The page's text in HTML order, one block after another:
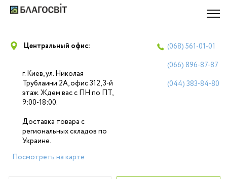
Центральный офис:
г. Киев, ул. Николая
Трублаини 2А, офис 312, 3-й
этаж. Ждем вас с ПН по ПТ,
9:00-18:00.
Доставка товара с
региональных складов по
Украине.
Посмотреть на карте
(068) 561-01-01
(066) 896-87-87
(044) 383-84-80